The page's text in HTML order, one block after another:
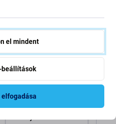
PanzerGlass - Edzett
Üveg Case Friendly
el mindent
beállítások
elfogadása